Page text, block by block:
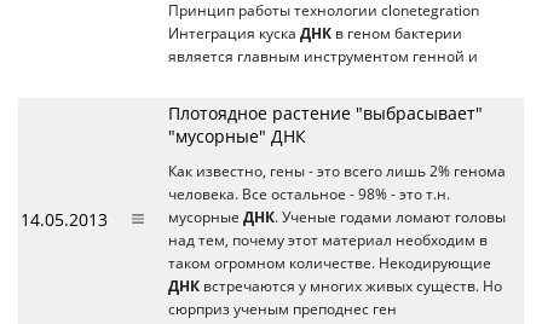
Принцип работы технологии clonetegration
Интеграция куска ДНК в геном бактерии
является главным инструментом генной и
14.05.2013
Плотоядное растение "выбрасывает"
"мусорные" ДНК
Как известно, гены - это всего лишь 2% генома
человека. Все остальное - 98% - это т.н.
мусорные ДНК. Ученые годами ломают головы
над тем, почему этот материал необходим в
таком огромном количестве. Некодирующие
ДНК встречаются у многих живых существ. Но
сюрприз ученым преподнес ген